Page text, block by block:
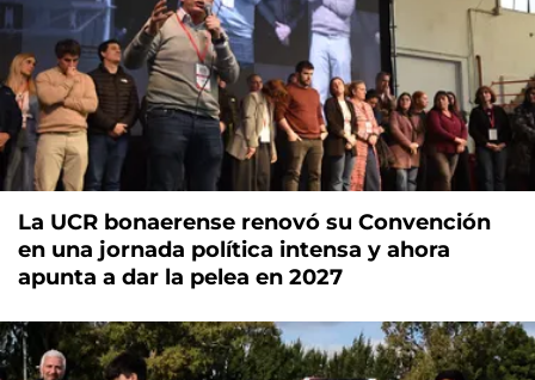
La UCR bonaerense renovó su Convención
en una jornada política intensa y ahora
apunta a dar la pelea en 2027